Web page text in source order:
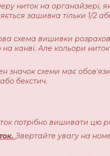
ниток на органайзері,
зашивка тільки 1/2 або
схема вишивки
канві. Але кольори
значок схеми має
бекстич.
потрібно вишивати цю
Звертайте увагу на